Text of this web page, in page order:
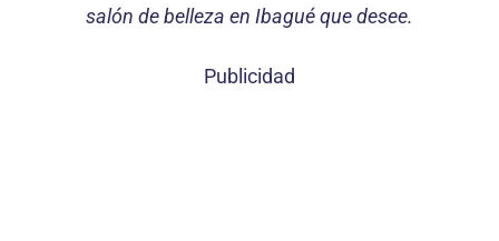
salón de belleza en Ibagué que desee.
Publicidad